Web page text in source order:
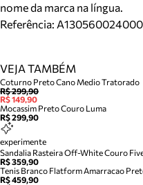
nome da marca na língua.
Referência:
VEJA TAMBÉM
Coturno Preto Cano Medio Tratorado
R$ 299,90
R$ 149,90
Mocassim Preto Couro Luma
R$ 299,90
experimente
Sandalia Rasteira Off-White Couro
R$ 359,90
Tenis Branco Flatform Amarracao
R$ 459,90